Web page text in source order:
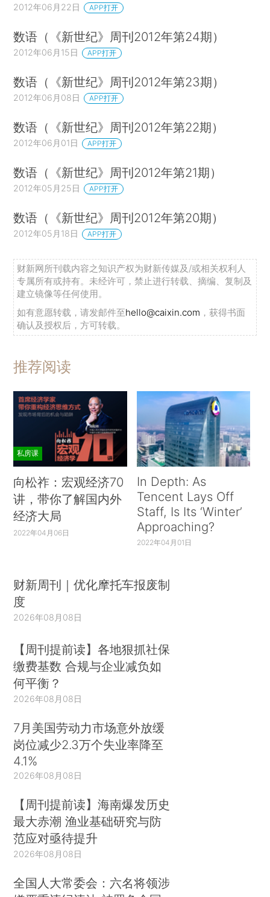
2012年06月22日 APP打开
数语（《新世纪》周刊2012年第24期）
2012年06月15日 APP打开
数语（《新世纪》周刊2012年第23期）
2012年06月08日 APP打开
数语（《新世纪》周刊2012年第22期）
2012年06月01日 APP打开
数语（《新世纪》周刊2012年第21期）
2012年05月25日 APP打开
数语（《新世纪》周刊2012年第20期）
2012年05月18日 APP打开
财新网所刊载内容之知识产权为财新传媒及/或相关权利人
专属所有或持有。未经许可，禁止进行转载、摘编、复制及
建立镜像等任何使用。
如有意愿转载，请发邮件至hello@caixin.com ，获得书面
确认及授权后，方可转载。
推荐阅读
私房课
向松祚：宏观经济70
讲，带你了解国内外
经济大局
2022年04月06日
In Depth: As
Tencent Lays Off
Staff, Is Its ‘Winter’
Approaching?
2022年04月01日
财新周刊｜优化摩托车报废制
度
2026年08月08日
【周刊提前读】各地狠抓社保
缴费基数 合规与企业减负如
何平衡？
2026年08月08日
7月美国劳动力市场意外放缓
岗位减少2.3万个失业率降至
4.1%
2026年08月08日
【周刊提前读】海南爆发历史
最大赤潮 渔业基础研究与防
范应对亟待提升
2026年08月08日
全国人大常委会：六名将领涉